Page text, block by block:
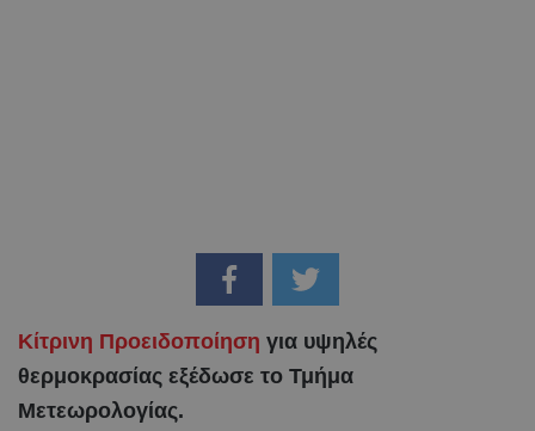
Κίτρινη Προειδοποίηση για υψηλές
θερμοκρασίας εξέδωσε το Τμήμα
Μετεωρολογίας.